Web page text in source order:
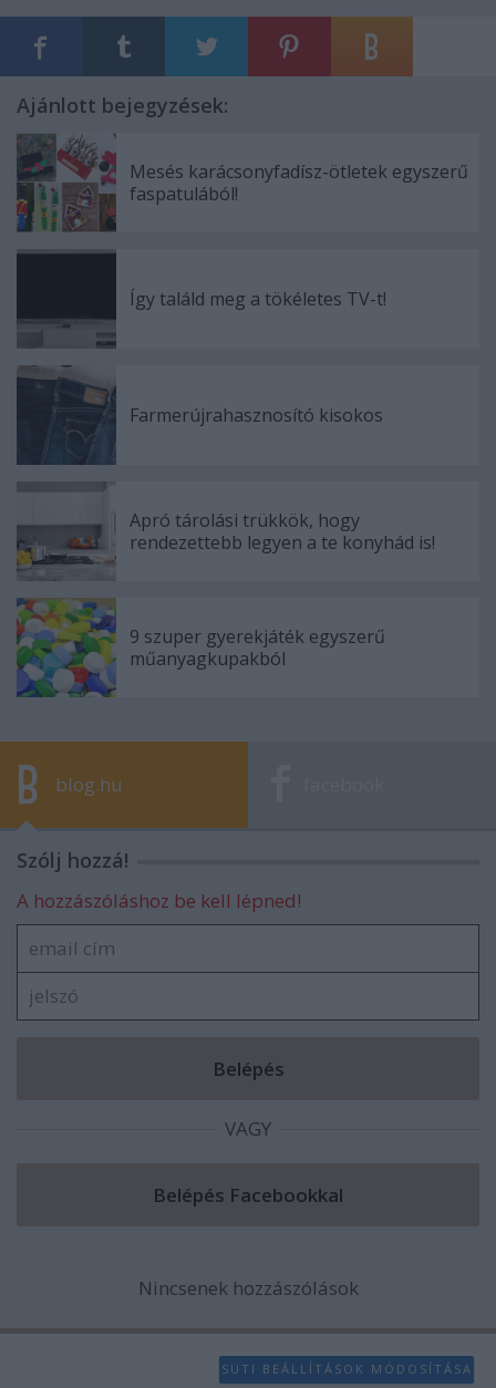
Ajánlott bejegyzések:
Mesés karácsonyfadísz-ötletek egyszerű
faspatulából!
Így találd meg a tökéletes TV-t!
Farmerújrahasznosító kisokos
Apró tárolási trükkök, hogy
rendezettebb legyen a te konyhád is!
9 szuper gyerekjáték egyszerű
műanyagkupakból
blog.hu
Szólj hozzá!
A hozzászóláshoz be kell lépned!
VAGY
Nincsenek hozzászólások
SÜTI BEÁLLÍTÁSOK MÓDOSÍTÁSA